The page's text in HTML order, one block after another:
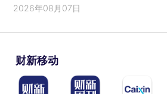
2026年08月07日
财新移动